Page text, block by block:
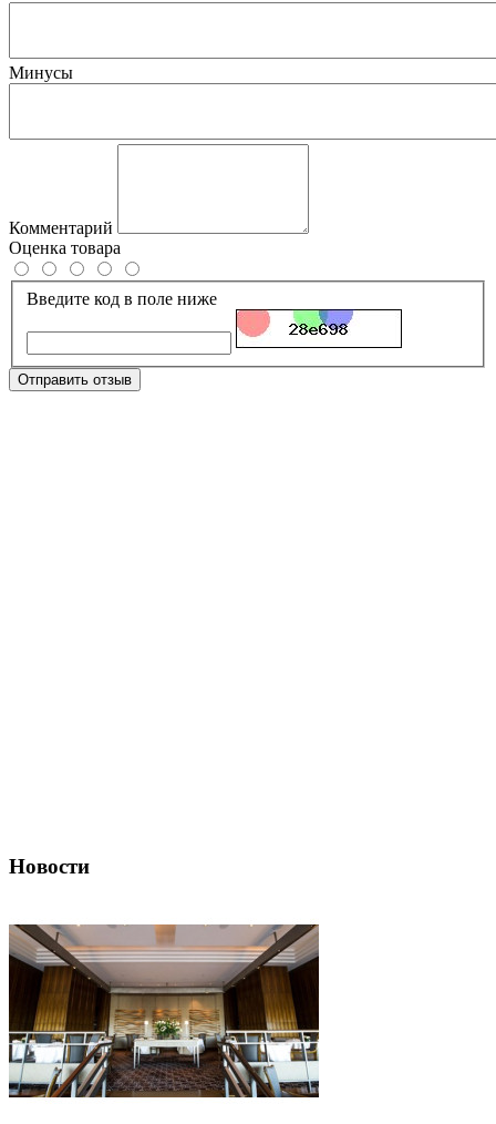
Минусы
Комментарий
Оценка товара
Введите код в поле ниже
Отправить отзыв
Новости